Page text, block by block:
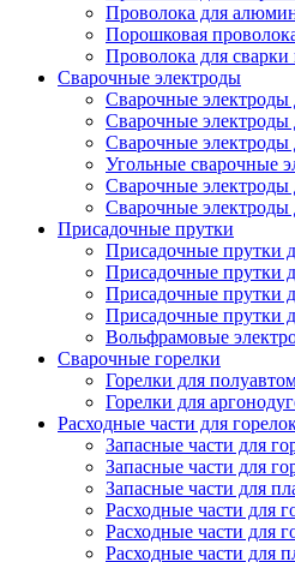
Проволока для
Порошковая
Проволока для
Сварочные электроды
Сварочные электроды
Сварочные
Сварочные
Угольные сварочные
Сварочные электроды
Сварочные электроды
Присадочные прутки
Присадочные прутки
Присадочные прутки
Присадочные прутки
Присадочные прутки
Вольфрамовые
Сварочные горелки
Горелки для
Горелки для
Расходные части для
Запасные части для
Запасные части для
Запасные части для
Расходные части для
Расходные части для
Расходные части для